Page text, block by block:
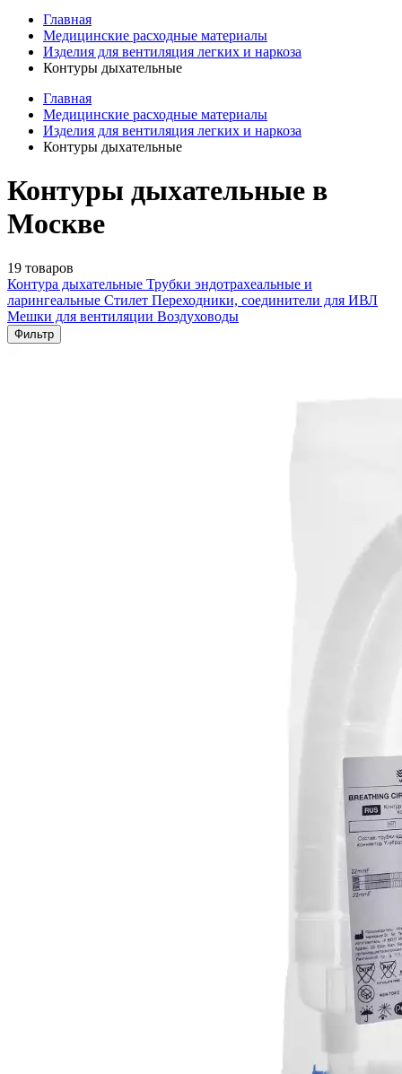
Главная
Медицинские расходные материалы
Изделия для вентиляция легких и наркоза
Контуры дыхательные
Главная
Медицинские расходные материалы
Изделия для вентиляция легких и наркоза
Контуры дыхательные
Контуры дыхательные в
Москве
19 товаров
Контура дыхательные Трубки эндотрахеальные и
ларингеальные Стилет Переходники, соединители для ИВЛ
Мешки для вентиляции Воздуховоды
Фильтр